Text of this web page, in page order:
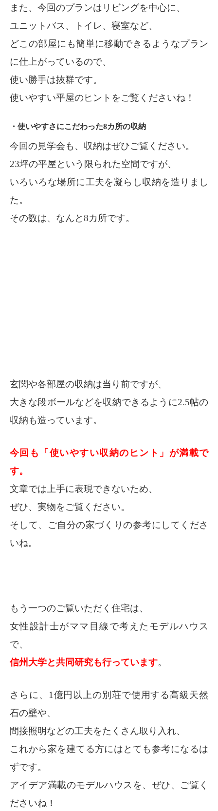
また、今回のプランはリビングを中心に、
ユニットバス、トイレ、寝室など、
どこの部屋にも簡単に移動できるようなプラン
に仕上がっているので、
使い勝手は抜群です。
使いやすい平屋のヒントをご覧くださいね！
・使いやすさにこだわった8カ所の収納
今回の見学会も、収納はぜひご覧ください。
23坪の平屋という限られた空間ですが、
いろいろな場所に工夫を凝らし収納を造りまし
た。
その数は、なんと8カ所です。
玄関や各部屋の収納は当り前ですが、
大きな段ボールなどを収納できるように2.5帖の
収納も造っています。
今回も「使いやすい収納のヒント」が満載で
す。
文章では上手に表現できないため、
ぜひ、実物をご覧ください。
そして、ご自分の家づくりの参考にしてくださ
いね。
もう一つのご覧いただく住宅は、
女性設計士がママ目線で考えたモデルハウス
で、
信州大学と共同研究も行っています。
さらに、1億円以上の別荘で使用する高級天然
石の壁や、
間接照明などの工夫をたくさん取り入れ、
これから家を建てる方にはとても参考になるは
ずです。
アイデア満載のモデルハウスを、ぜひ、ご覧く
ださいね！